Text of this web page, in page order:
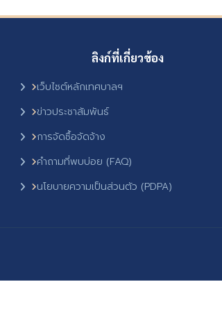
ลิงก์ที่เกี่ยวข้อง
เว็บไซต์หลักเทศบาลฯ
ข่าวประชาสัมพันธ์
การจัดซื้อจัดจ้าง
คำถามที่พบบ่อย (FAQ)
นโยบายความเป็นส่วนตัว (PDPA)